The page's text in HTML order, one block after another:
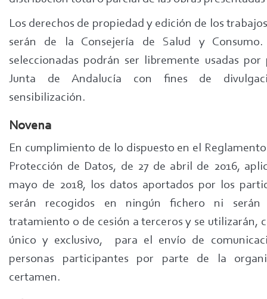
Los derechos de propiedad y edición de los
serán de la Consejería de Salud y
seleccionadas podrán ser libremente usadas
Junta de Andalucía con fines de
sensibilización.
Novena
En cumplimiento de lo dispuesto en el
Protección de Datos, de 27 de abril de 2016,
mayo de 2018, los datos aportados por los
serán recogidos en ningún fichero ni
tratamiento o de cesión a terceros y se utilizarán,
único y exclusivo, para el envío de
personas participantes por parte de la
certamen.